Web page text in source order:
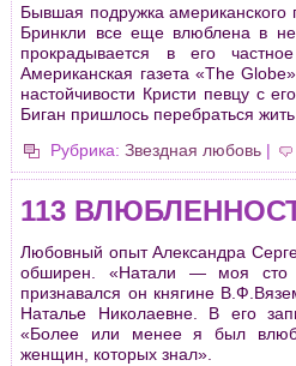
Бывшая подружка американского
Бринкли все еще влюблена в
прокрадывается в его
Американская газета «The
настойчивости Кристи певцу с
Биган пришлось перебраться
Рубрика: Звездная любовь |
113
Любовный опыт Александра
обширен. «Натали — моя сто
признавался он княгине
Наталье Николаевне. В его
«Более или менее я был
женщин, которых знал».